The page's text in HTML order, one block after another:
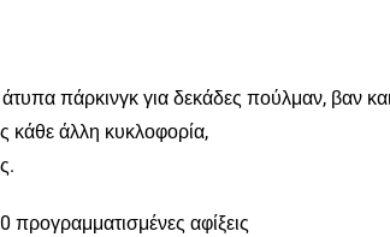
πάρκινγκ για δεκάδες πούλμαν, βαν
κάθε άλλη κυκλοφορία,
προγραμματισμένες αφίξεις